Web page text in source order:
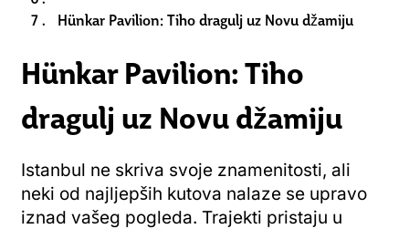
Hünkar Pavilion: Tiho dragulj uz Novu džamiju
Hünkar Pavilion: Tiho
dragulj uz Novu džamiju
Istanbul ne skriva svoje znamenitosti, ali
neki od najljepših kutova nalaze se upravo
iznad vašeg pogleda. Trajekti pristaju u